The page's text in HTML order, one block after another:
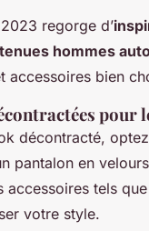
2023 regorge d’
tenues hommes
accessoires bien
pour
décontracté,
pantalon en
accessoires tels
votre style.